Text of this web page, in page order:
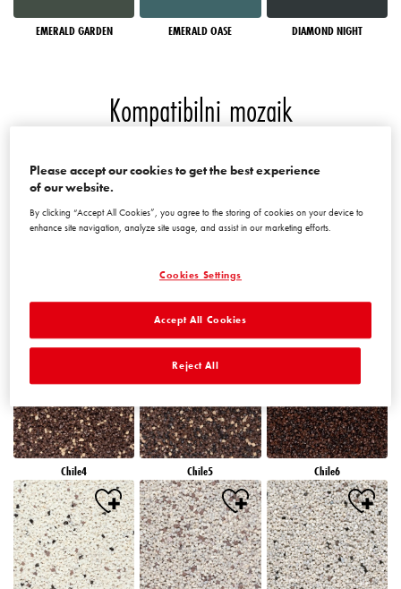
EMERALD GARDEN EMERALD OASE DIAMOND NIGHT
Kompatibilni mozaik
Chile2
Chile4 Chile5 Chile6
Please accept our cookies to get the best experience
of our website.
By clicking “Accept All Cookies”, you agree to the storing of cookies on your device to
enhance site navigation, analyze site usage, and assist in our marketing efforts.
Cookies Settings
Reject All
Accept All Cookies